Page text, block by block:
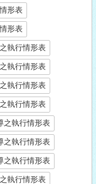
形表
形表
執行情形表
執行情形表
執行情形表
執行情形表
之執行情形表
之執行情形表
之執行情形表
執行情形表